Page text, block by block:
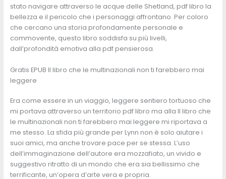
stato navigare attraverso le acque delle Shetland, pdf libro la
bellezza e il pericolo che i personaggi affrontano. Per coloro
che cercano una storia profondamente personale e
commovente, questo libro soddisfa su più livelli,
dall’profondità emotiva alla pdf pensierosa.
Gratis EPUB Il libro che le multinazionali non ti farebbero mai
leggere
Era come essere in un viaggio, leggere sentiero tortuoso che
mi portava attraverso un territorio pdf libro ma alla Il libro che
le multinazionali non ti farebbero mai leggere mi riportava a
me stesso. La sfida più grande per Lynn non è solo aiutare i
suoi amici, ma anche trovare pace per se stessa. L’uso
dell’immaginazione dell’autore era mozzafiato, un vivido e
suggestivo ritratto di un mondo che era sia bellissimo che
terrificante, un’opera d’arte vera e propria.